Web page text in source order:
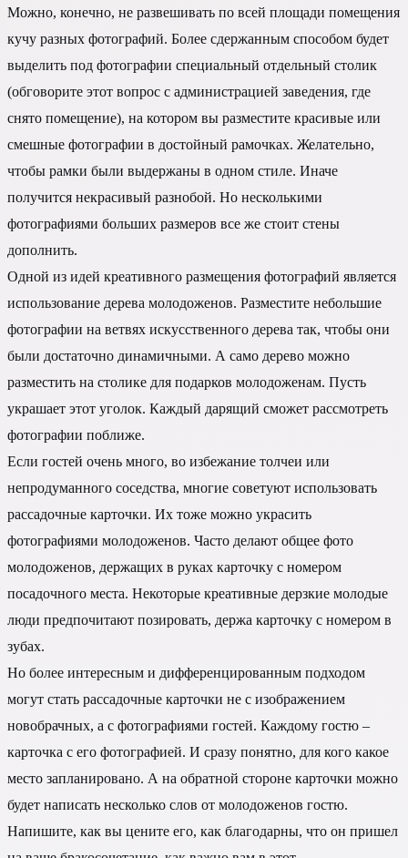
Можно, конечно, не развешивать по всей площади помещения
кучу разных фотографий. Более сдержанным способом будет
выделить под фотографии специальный отдельный столик
(обговорите этот вопрос с администрацией заведения, где
снято помещение), на котором вы разместите красивые или
смешные фотографии в достойный рамочках. Желательно,
чтобы рамки были выдержаны в одном стиле. Иначе
получится некрасивый разнобой. Но несколькими
фотографиями больших размеров все же стоит стены
дополнить.
Одной из идей креативного размещения фотографий является
использование дерева молодоженов. Разместите небольшие
фотографии на ветвях искусственного дерева так, чтобы они
были достаточно динамичными. А само дерево можно
разместить на столике для подарков молодоженам. Пусть
украшает этот уголок. Каждый дарящий сможет рассмотреть
фотографии поближе.
Если гостей очень много, во избежание толчеи или
непродуманного соседства, многие советуют использовать
рассадочные карточки. Их тоже можно украсить
фотографиями молодоженов. Часто делают общее фото
молодоженов, держащих в руках карточку с номером
посадочного места. Некоторые креативные дерзкие молодые
люди предпочитают позировать, держа карточку с номером в
зубах.
Но более интересным и дифференцированным подходом
могут стать рассадочные карточки не с изображением
новобрачных, а с фотографиями гостей. Каждому гостю –
карточка с его фотографией. И сразу понятно, для кого какое
место запланировано. А на обратной стороне карточки можно
будет написать несколько слов от молодоженов гостю.
Напишите, как вы цените его, как благодарны, что он пришел